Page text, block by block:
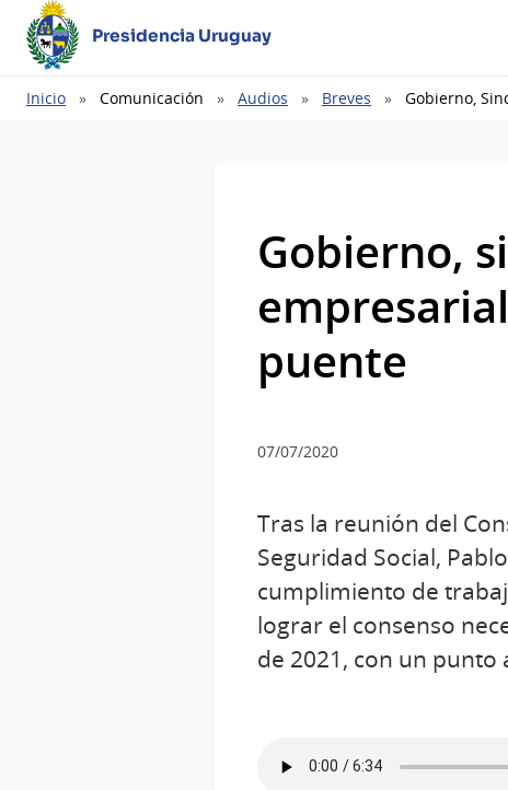
Presidencia Uruguay
Ruta
Inicio Comunicación Audios Breves Gobierno,
Gobierno,
puente
07/07/2020
Tras la reunión del
Seguridad Social,
cumplimiento de
lograr el consenso
de 2021, con un punto